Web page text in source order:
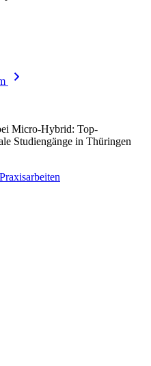
Micro-Hybrid: Top-
Studiengänge in Thüringen